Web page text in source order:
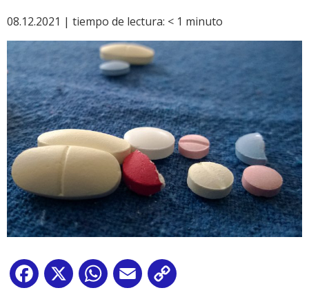
08.12.2021 | tiempo de lectura: < 1 minuto
Facebook
X WhatsApp
Email